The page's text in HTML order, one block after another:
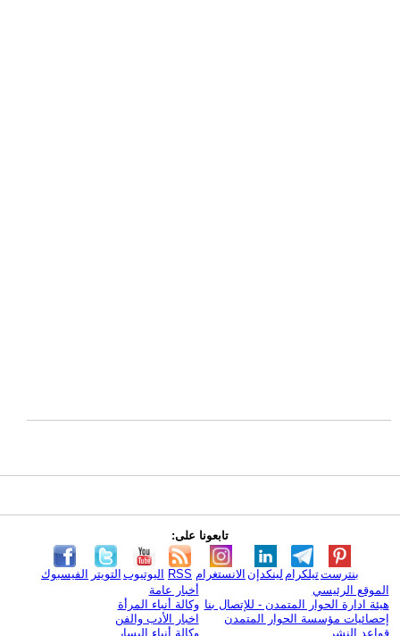
تابعونا على:
الفيسبوك التويتر اليوتيوب RSS الانستغرام لينكدإن تيلكرامبنترست
الموقع الرئيسي
هيئة ادارة الحوار المتمدن - للإتصال بنا
إحصائيات مؤسسة الحوار المتمدن
قواعد النشر
أخبار عامة
وكالة أنباء المرأة
اخبار الأدب والفن
وكالة أنباء اليسار